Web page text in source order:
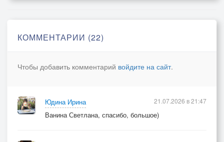
КОММЕНТАРИИ (22)
Чтобы добавить комментарий войдите на сайт.
Юдина Ирина
Ванина Светлана, спасибо, большое)
21.07.2026 в 21:47